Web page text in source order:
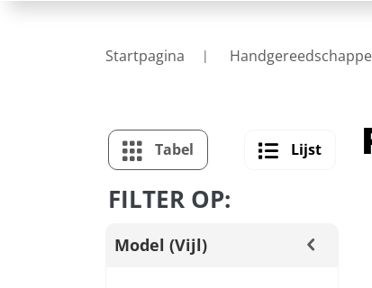
Startpagina
Tabel Lijst
FILTER OP:
Model (vijl)